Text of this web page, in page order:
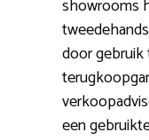
showrooms
door gebruik
een